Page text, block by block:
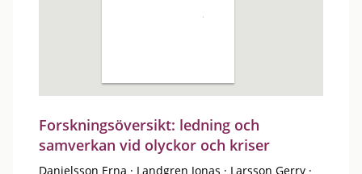
Forskningsöversikt: ledning och
samverkan vid olyckor och kriser
Danielsson Erna · Landgren Jonas · Larsson Gerry ·